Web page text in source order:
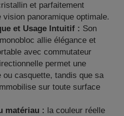
et parfaitement
vision panoramique optimale.
et Usage Intuitif : Son
allie élégance et
avec commutateur
permet une
casquette, tandis que sa
sur toute surface
matériau : la couleur réelle